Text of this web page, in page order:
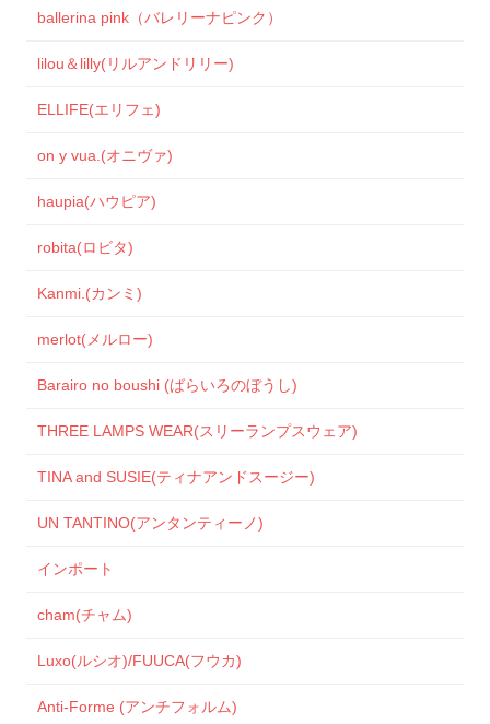
ballerina pink（バレリーナピンク）
lilou＆lilly(リルアンドリリー)
ELLIFE(エリフェ)
on y vua.(オニヴァ)
haupia(ハウピア)
robita(ロビタ)
Kanmi.(カンミ)
merlot(メルロー)
Barairo no boushi (ばらいろのぼうし)
THREE LAMPS WEAR(スリーランプスウェア)
TINA and SUSIE(ティナアンドスージー)
UN TANTINO(アンタンティーノ)
インポート
cham(チャム)
Luxo(ルシオ)/FUUCA(フウカ)
Anti-Forme (アンチフォルム)